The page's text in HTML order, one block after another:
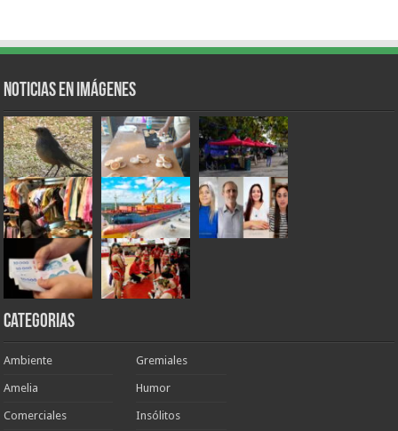
Noticias en Imágenes
Categorias
Ambiente
Amelia
Comerciales
Gremiales
Humor
Insólitos